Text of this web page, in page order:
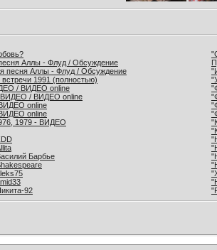
Аллы - Флуд / Обсуждение
песня Аллы - Флуд / Обсуждение
1991 (полностью)
/ ВИДЕО online
ВИДЕО / ВИДЕО online
online
online
1979 - ВИДЕО
Барбье
92